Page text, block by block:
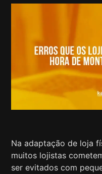
Na adaptação de loja
muitos lojistas
ser evitados com